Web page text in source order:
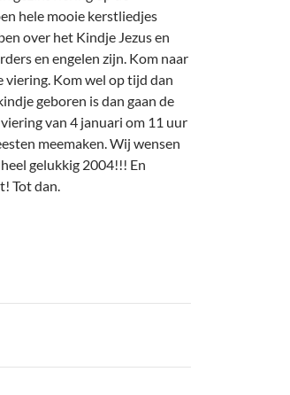
hele mooie kerstliedjes
over het Kindje Jezus en
en engelen zijn. Kom naar
viering. Kom wel op tijd dan
geboren is dan gaan de
van 4 januari om 11 uur
meemaken. Wij wensen
gelukkig 2004!!! En
Tot dan.